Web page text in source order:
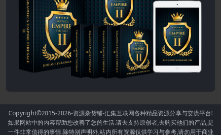
Copyright©2015-2026-资源杂货铺-汇集互联网各种精品资源分享与交流平台!
如果网站中的内容帮助您改善了您的生活.请去支持原创者,去购买他们的产品,是
一件非常值得的事情.除特别声明外,站内所有资源仅供学习与参考,请勿用于商业